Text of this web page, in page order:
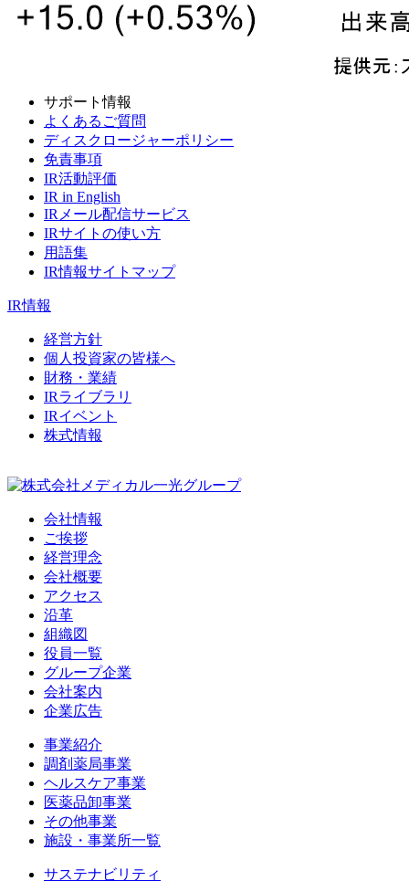
サポート情報
よくあるご質問
ディスクロージャーポリシー
免責事項
IR活動評価
IR in English
IRメール配信サービス
IRサイトの使い方
用語集
IR情報サイトマップ
IR情報
経営方針
個人投資家の皆様へ
財務・業績
IRライブラリ
IRイベント
株式情報
会社情報
ご挨拶
経営理念
会社概要
アクセス
沿革
組織図
役員一覧
グループ企業
会社案内
企業広告
事業紹介
調剤薬局事業
ヘルスケア事業
医薬品卸事業
その他事業
施設・事業所一覧
サステナビリティ